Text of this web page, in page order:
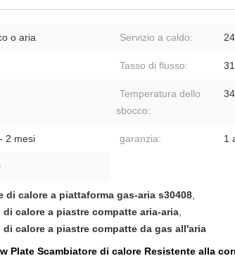
o aria Servizio a caldo:
Tasso di flusso:
Temperatura dello
sbocco:
2 mesi garanzia: 1
di calore a piattaforma gas-aria s30408,
calore a piastre compatte aria-aria,
calore a piastre compatte da gas all'aria
Plate Scambiatore di calore Resistente alla